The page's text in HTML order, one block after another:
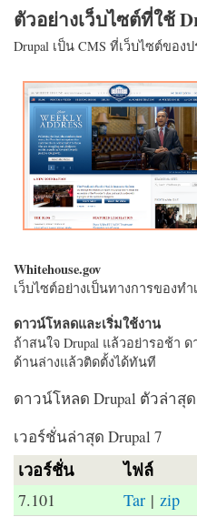
ตัวอย่างเว็บไซต์ที่ใช้
Drupal เป็น CMS ที่เว็บไซต์ของ
Whitehouse.gov
เว็บไซต์อย่างเป็นทางการของทำ
ดาวน์โหลดและเริ่มใช้งาน
ถ้าสนใจ Drupal แล้วอย่ารอช้า
ด้านล่างแล้วติดตั้งได้ทันที
ดาวน์โหลด Drupal ตัวล่าสุด
เวอร์ชั่นล่าสุด Drupal 7
เวอร์ชั่น ไฟล์
7.101 Tar |zip